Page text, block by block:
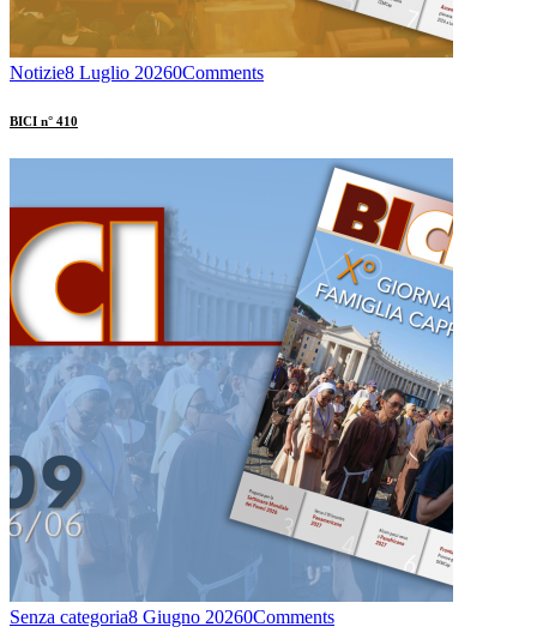
Notizie8 Luglio 20260Comments
BICI n° 410
Senza categoria8 Giugno 20260Comments